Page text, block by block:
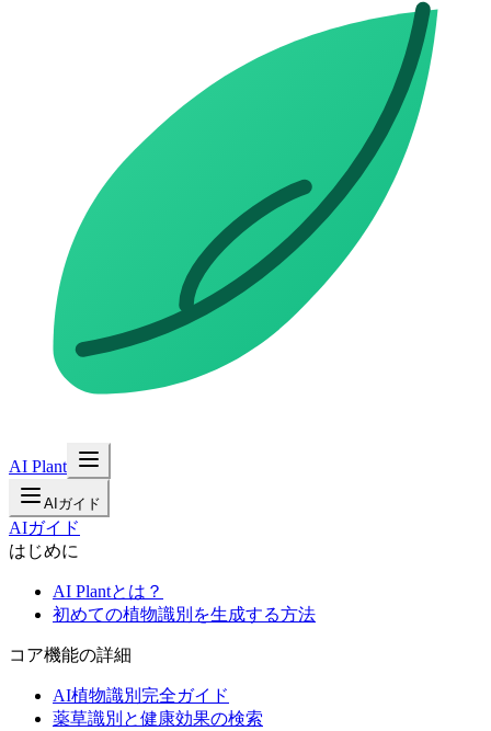
AI Plant
AIガイド
AIガイド
はじめに
AI Plantとは？
初めての植物識別を生成する方法
コア機能の詳細
AI植物識別完全ガイド
薬草識別と健康効果の検索